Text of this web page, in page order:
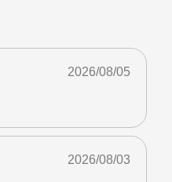
2026/08/05
2026/08/03